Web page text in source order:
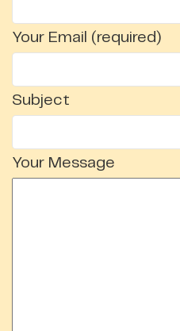
Your Email (required)
Subject
Your Message